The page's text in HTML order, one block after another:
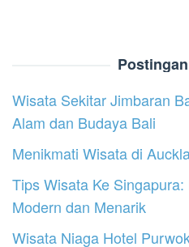
Wisata Sekitar Jimbaran
Alam dan Budaya Bali
Menikmati Wisata di
Tips Wisata Ke
Modern dan Menarik
Wisata Niaga Hotel